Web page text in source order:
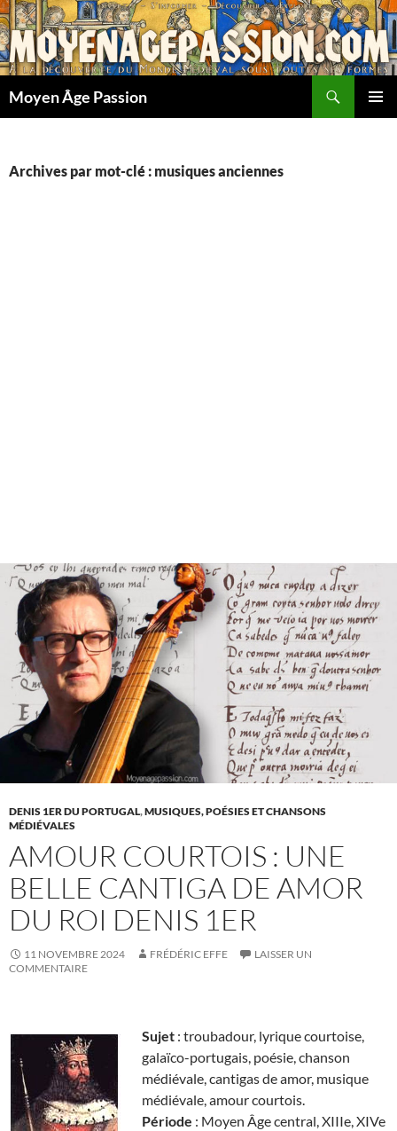
Aller
au
contenu
Moyen Âge Passion
Archives par mot-clé : musiques anciennes
DENIS 1ER DU PORTUGAL,MUSIQUES, POÉSIES ET CHANSONS
MÉDIÉVALES
AMOUR COURTOIS : UNE
BELLE CANTIGA DE AMOR
DU ROI DENIS 1ER
11 NOVEMBRE 2024 FRÉDÉRIC EFFE
LAISSER UN
COMMENTAIRE
Sujet : troubadour, lyrique courtoise,
galaïco-portugais, poésie, chanson
médiévale, cantigas de amor, musique
médiévale, amour courtois.
Période : Moyen Âge central, XIIIe, XIVe